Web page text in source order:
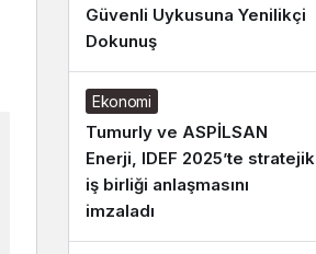
Güvenli Uykusuna Yenilikçi
Dokunuş
Ekonomi
Tumurly ve ASPİLSAN
Enerji, IDEF 2025’te stratejik
iş birliği anlaşmasını
imzaladı